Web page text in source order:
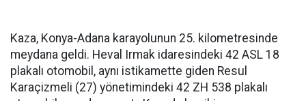
Kaza, Konya-Adana karayolunun 25. kilometresinde
meydana geldi. Heval Irmak idaresindeki 42 ASL 18
plakalı otomobil, aynı istikamette giden Resul
Karaçizmeli (27) yönetimindeki 42 ZH 538 plakalı